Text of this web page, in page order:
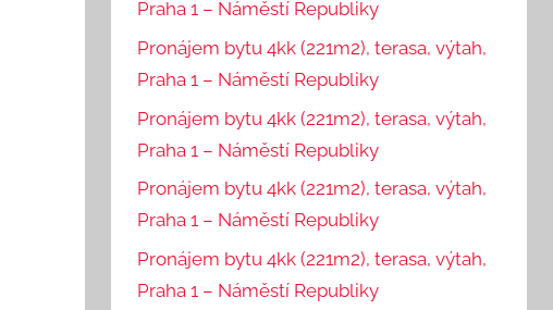
Praha 1 – Náměstí Republiky
Pronájem bytu 4kk (221m2), terasa, výtah,
Praha 1 – Náměstí Republiky
Pronájem bytu 4kk (221m2), terasa, výtah,
Praha 1 – Náměstí Republiky
Pronájem bytu 4kk (221m2), terasa, výtah,
Praha 1 – Náměstí Republiky
Pronájem bytu 4kk (221m2), terasa, výtah,
Praha 1 – Náměstí Republiky